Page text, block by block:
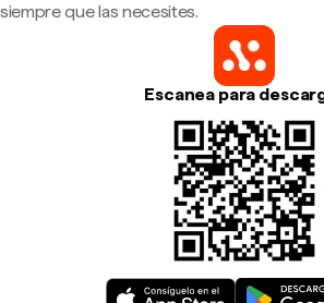
siempre que las necesites.
Escanea para